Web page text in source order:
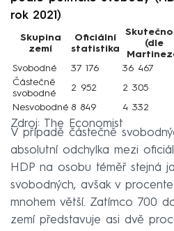
rok 2021)
Skupina
zemí
Oficiální
statistika
(dle
Svobodné
37 176 36 467
Částečně
svobodné
2 952 2 305
Nesvobodné 8 849 4 332
Zdroj: The Economist
V případě částečně
absolutní odchylka mezi
HDP na osobu téměř stejná
svobodných, avšak v
mnohem větší. Zatímco 700
zemí představuje asi dvě